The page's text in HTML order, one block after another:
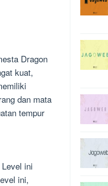
Dragon
kuat,
dan mata
tempur
ini
ini,